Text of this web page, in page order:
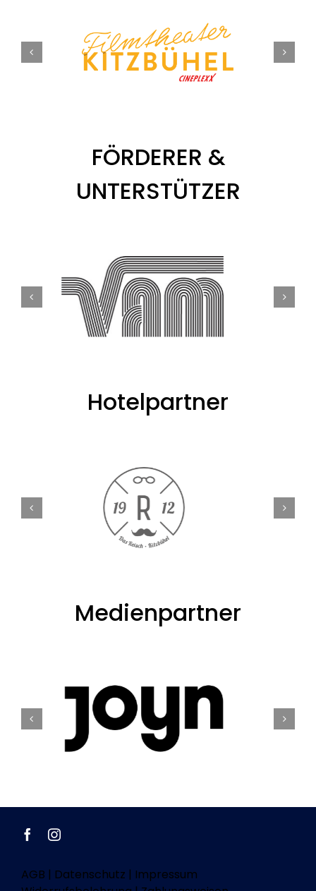
FÖRDERER &
UNTERSTÜTZER
Hotelpartner
Medienpartner
AGB | Datenschutz | Impressum